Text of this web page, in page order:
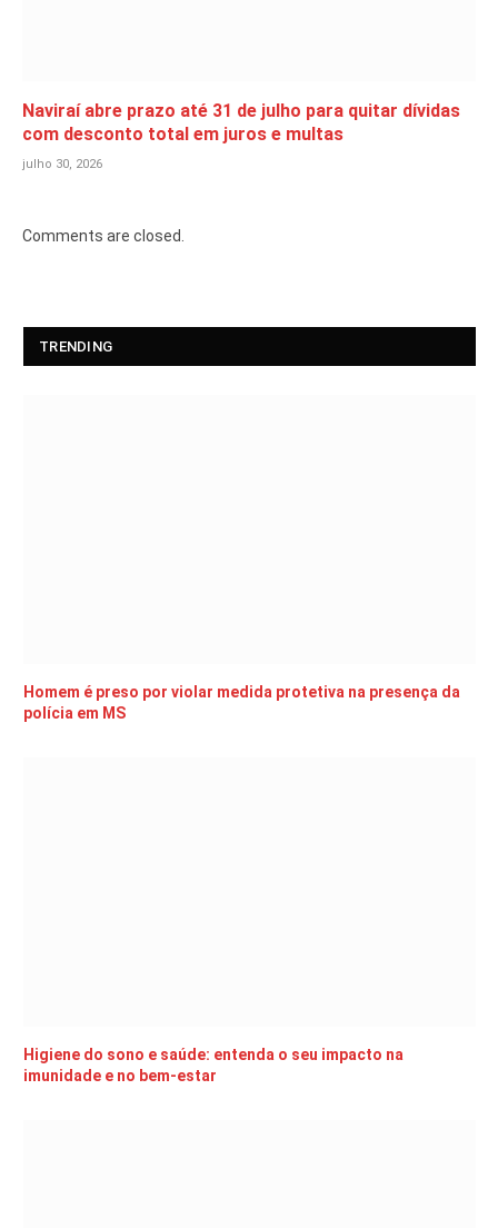
Naviraí abre prazo até 31 de julho para quitar dívidas
com desconto total em juros e multas
julho 30, 2026
Comments are closed.
TRENDING
Homem é preso por violar medida protetiva na presença da
polícia em MS
Higiene do sono e saúde: entenda o seu impacto na
imunidade e no bem-estar